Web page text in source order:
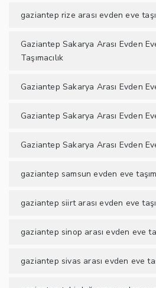
gaziantep rize arası evden eve
Gaziantep Sakarya Arası Evden
Taşımacılık
Gaziantep Sakarya Arası Evden
Gaziantep Sakarya Arası Evden
Gaziantep Sakarya Arası Evden
gaziantep samsun evden eve
gaziantep siirt arası evden eve
gaziantep sinop arası evden eve
gaziantep sivas arası evden eve